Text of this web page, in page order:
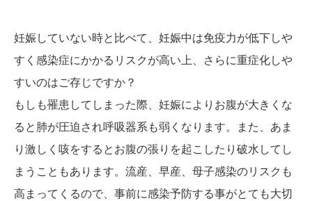
妊娠していない時と比べて、妊娠中は免疫力が低下しや
すく感染症にかかるリスクが高い上、さらに重症化しや
すいのはご存じですか？
もしも罹患してしまった際、妊娠によりお腹が大きくな
ると肺が圧迫され呼吸器系も弱くなります。また、あま
り激しく咳をするとお腹の張りを起こしたり破水してし
まうこともあります。流産、早産、母子感染のリスクも
高まってくるので、事前に感染予防する事がとても大切